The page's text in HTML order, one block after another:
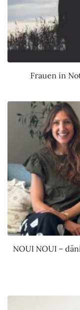
Frauen in
NOUI NOUI –